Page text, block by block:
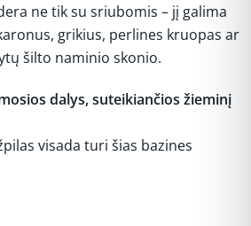
ne tik su sriubomis – jį galima
grikius, perlines kruopas ar
šilto naminio skonio.
dalys, suteikiančios žieminį
visada turi šias bazines